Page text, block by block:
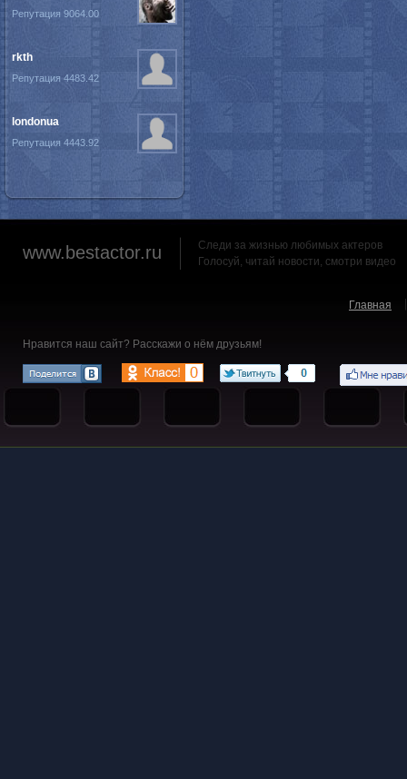
Репутация 9064.00
rkth
Репутация 4483.42
londonua
Репутация 4443.92
www.bestactor.ru
Следи за жизнью любимых актеров
Голосуй, читай новости, смотри видео
Главная
Нравится наш сайт? Расскажи о нём друзьям!